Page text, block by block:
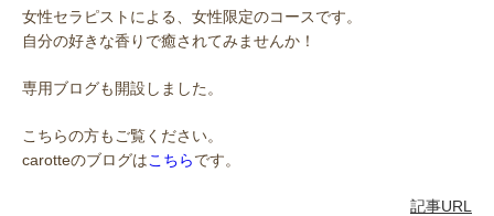
女性セラピストによる、女性限定のコースです。
自分の好きな香りで癒されてみませんか！
専用ブログも開設しました。
こちらの方もご覧ください。
carotteのブログはこちらです。
記事URL